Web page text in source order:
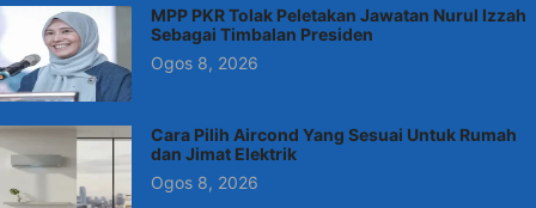
MPP PKR Tolak Peletakan Jawatan Nurul Izzah
Sebagai Timbalan Presiden
Ogos 8, 2026
Cara Pilih Aircond Yang Sesuai Untuk Rumah
dan Jimat Elektrik
Ogos 8, 2026